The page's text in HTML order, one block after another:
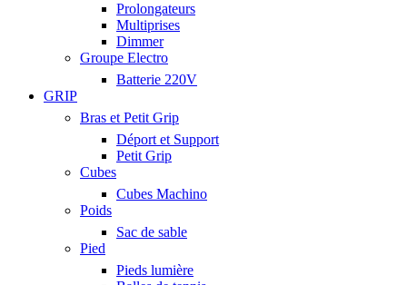
Prolongateurs
Multiprises
Dimmer
Groupe Electro
Batterie 220V
GRIP
Bras et Petit Grip
Déport et Support
Petit Grip
Cubes
Cubes Machino
Poids
Sac de sable
Pied
Pieds lumière